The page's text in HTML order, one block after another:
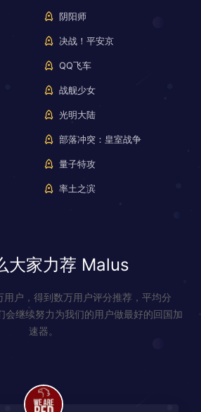
阴阳师
决战！平安京
QQ飞车
战舰少女
光明大陆
部落冲突：皇室战争
量子特攻
率土之滨
大家力荐 Malus
用户，得到数万用户评分推荐，平均分
继续努力为我们的用户做最好的回国加
速器。